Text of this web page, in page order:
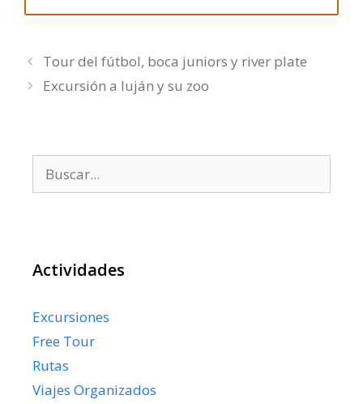
Tour del fútbol, boca juniors y river plate
Excursión a luján y su zoo
Actividades
Excursiones
Free Tour
Rutas
Viajes Organizados